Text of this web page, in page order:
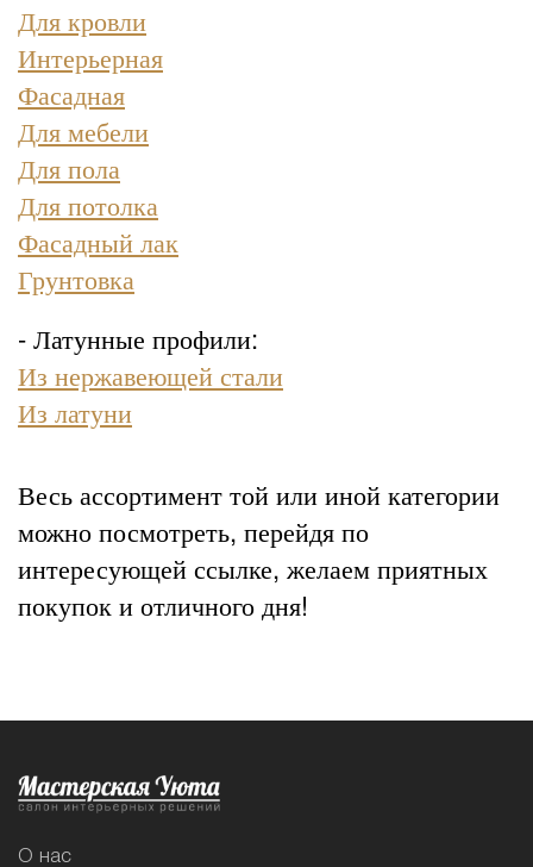
Для кровли
Интерьерная
Фасадная
Для мебели
Для пола
Для потолка
Фасадный лак
Грунтовка
- Латунные профили:
Из нержавеющей стали
Из латуни
Весь ассортимент той или иной категории
можно посмотреть, перейдя по
интересующей ссылке, желаем приятных
покупок и отличного дня!
О нас